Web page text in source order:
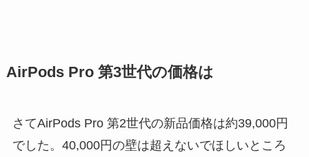
AirPods Pro 第3世代の価格は
さてAirPods Pro 第2世代の新品価格は約39,000円
でした。40,000円の壁は超えないでほしいところ